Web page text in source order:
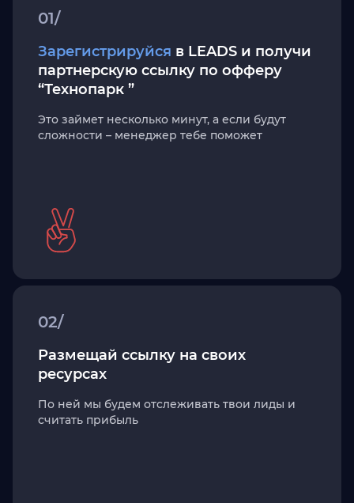
01/
Зарегистрируйся в LEADS и получи
партнерскую ссылку по офферу
“Технопарк ”
Это займет несколько минут, а если будут
сложности – менеджер тебе поможет
02/
Размещай ссылку на своих
ресурсах
По ней мы будем отслеживать твои лиды и
считать прибыль